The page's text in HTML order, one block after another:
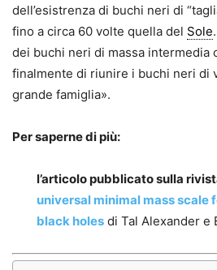
dell’esistrenza di buchi neri di
fino a circa 60 volte quella del Sole
dei buchi neri di massa intermedia
finalmente di riunire i buchi neri di
grande famiglia».
Per saperne di più:
l’articolo pubblicato sulla
universal minimal mass
black holes di Tal Alexander e